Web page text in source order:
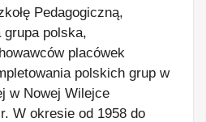
Pedagogiczną,
grupa polska,
placówek
polskich grup w
w Nowej Wilejce
W okresie od 1958 do